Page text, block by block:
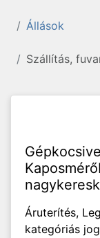
Állások
Szállítás,
Áruterítés,
kategóriás